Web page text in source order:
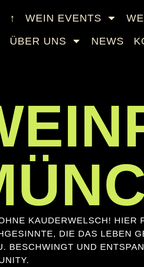
↑ WEIN EVENTS
ÜBER UNS NEWS
KAUDERWELSCH! HIER
DIE DAS LEBEN
BESCHWINGT UND